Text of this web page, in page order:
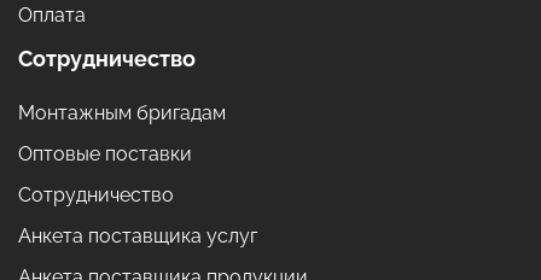
Оплата
Сотрудничество
Монтажным бригадам
Оптовые поставки
Сотрудничество
Анкета поставщика услуг